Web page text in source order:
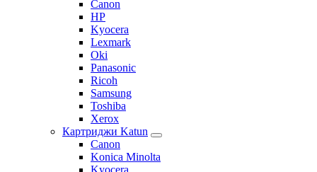
Canon
HP
Kyocera
Lexmark
Oki
Panasonic
Ricoh
Samsung
Toshiba
Xerox
Картриджи Katun
Canon
Konica Minolta
Kyocera